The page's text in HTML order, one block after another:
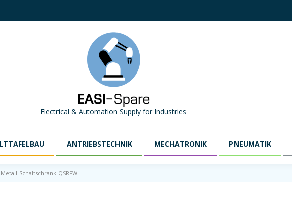
Electrical & Automation Supply for Industries
ANTRIEBSTECHNIK MECHATRONIK PNEUMATIK
Metall-Schaltschrank QSRFW